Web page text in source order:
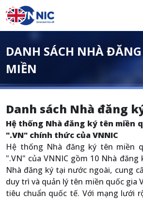
Nhảy đến nội dung
Menuheader của
DANH SÁCH NHÀ
MIỀN
Danh sách Nhà đăng
Hệ thống Nhà đăng ký tên miền
".VN" chính thức của VNNIC
Hệ thống Nhà đăng ký tên miền
".VN" của VNNIC gồm 10 Nhà
Nhà đăng ký tại nước ngoài, cung
duy trì và quản lý tên miền quốc gia
tiêu chuẩn quốc tế. Với mạng lưới